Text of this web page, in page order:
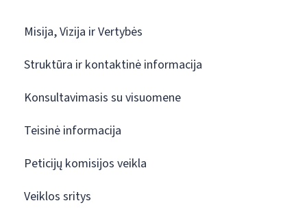
Misija, Vizija ir Vertybės
Struktūra ir kontaktinė informacija
Konsultavimasis su visuomene
Teisinė informacija
Peticijų komisijos veikla
Veiklos sritys